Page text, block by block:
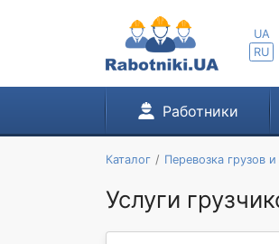
UA
RU
Работники
Каталог Перевозка грузов
Услуги